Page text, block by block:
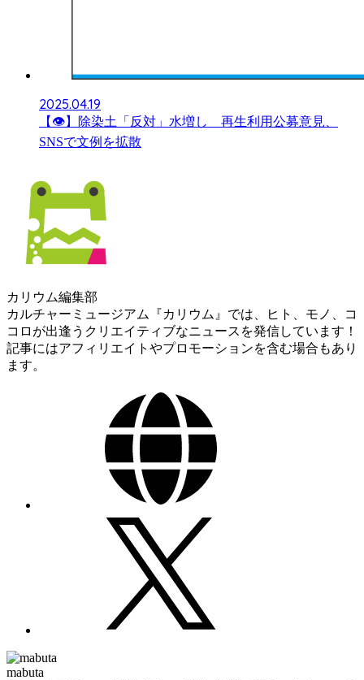
2025.04.19
【👁】除染土「反対」水増し 再生利用公募意見、
SNSで文例を拡散
カリウム編集部
カルチャーミュージアム『カリウム』では、ヒト、モノ、コ
コロが出逢うクリエイティブなニュースを発信しています！
記事にはアフィリエイトやプロモーションを含む場合もあり
ます。
mabuta